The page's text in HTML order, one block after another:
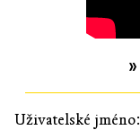
Uživatelské jméno: